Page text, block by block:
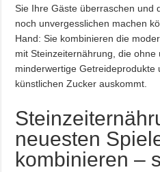
Sie Ihre Gäste überraschen und
noch unvergesslichen machen
Hand: Sie kombinieren die
mit Steinzeiternährung, die ohne
minderwertige Getreideprodukte
künstlichen Zucker auskommt.
neuesten
kombinieren –